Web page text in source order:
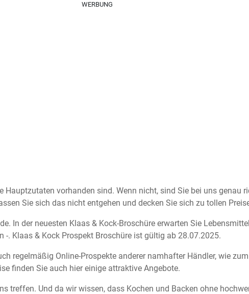
WERBUNG
Hauptzutaten vorhanden sind. Wenn nicht, sind Sie bei uns genau
Sie sich das nicht entgehen und decken Sie sich zu tollen
In der neuesten Klaas & Kock-Broschüre erwarten Sie
-. Klaas & Kock Prospekt Broschüre ist gültig ab 28.07.2025.
regelmäßig Online-Prospekte anderer namhafter Händler, wie
finden Sie auch hier einige attraktive Angebote.
treffen. Und da wir wissen, dass Kochen und Backen ohne